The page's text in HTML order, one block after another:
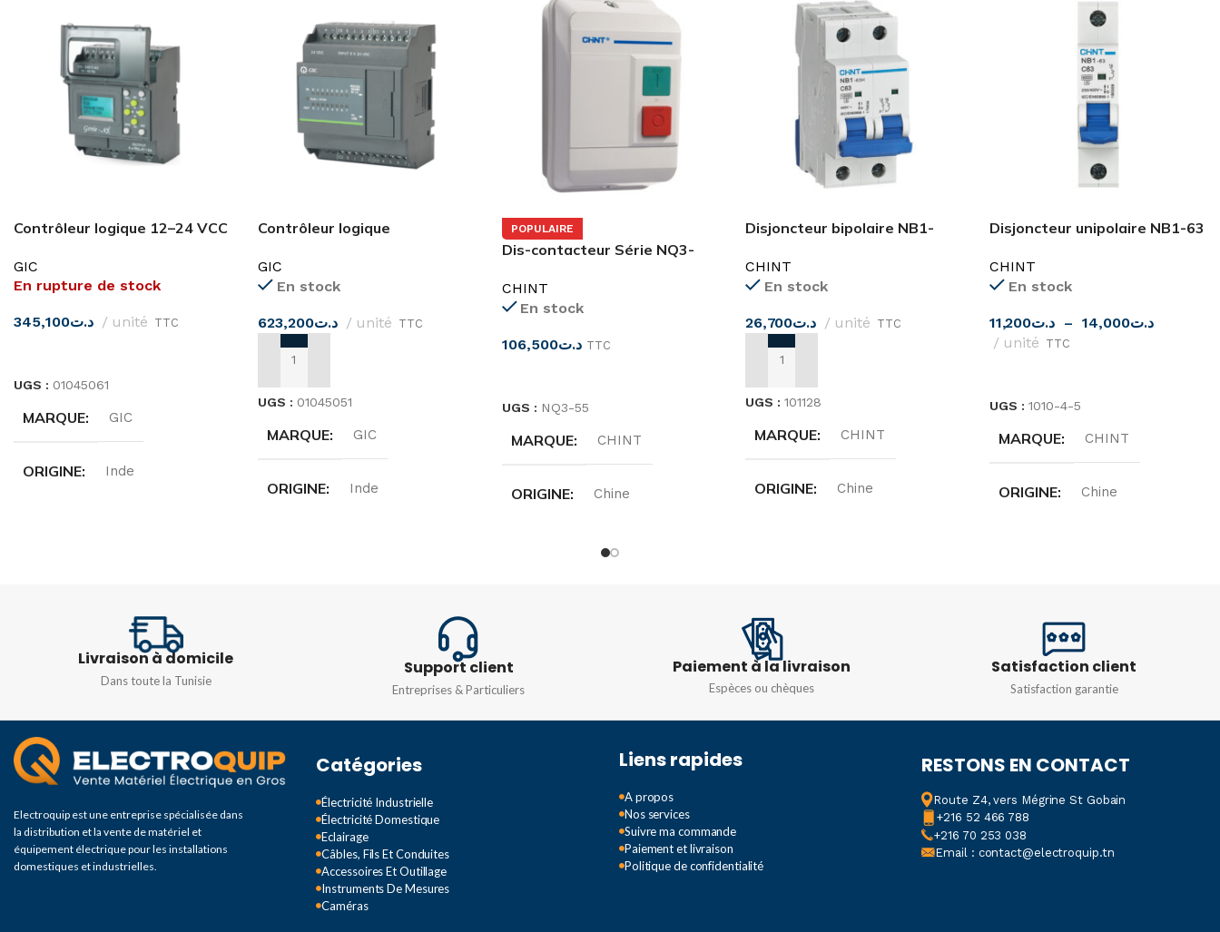
Contrôleur logique 12–24 VCC
GIC
En rupture de stock
د.ت345,100 unité TTC
UGS : 01045061
MARQUE GIC
ORIGINE Inde
Contrôleur logique
PC10BD16001D1 GIC
GIC
En stock
د.ت623,200 unité TTC
AJOUTER AU PANIER
UGS : 01045051
MARQUE GIC
ORIGINE Inde
POPULAIRE
Dis-contacteur Série NQ3-
CHINT
En stock
د.ت106,500 TTC
UGS : NQ3-55
MARQUE CHINT
ORIGINE Chine
12A
380v
Disjoncteur bipolaire NB1-
CHINT
En stock
د.ت26,700 unité TTC
AJOUTER AU PANIER
UGS :101128
MARQUE CHINT
ORIGINE Chine
TYPE DE COURBE
Disjoncteur unipolaire NB1-63
CHINT
En stock
د.ت11,200 – د.ت14,000
unité TTC
UGS :1010-4-5
MARQUE CHINT
ORIGINE Chine
TENSION 240/415V
TYPE DE COURBE C
Livraison à domicile
Dans toute la Tunisie
Support client
Entreprises & Particuliers
Paiement à la livraison
Espèces ou chèques
Satisfaction client
Satisfaction garantie
Electroquip est une entreprise spécialisée dans
la distribution et la vente de matériel et
équipement électrique pour les installations
domestiques et industrielles.
Catégories
Électricité Industrielle
Électricité Domestique
Eclairage
Câbles, Fils Et Conduites
Accessoires Et Outillage
Instruments De Mesures
Caméras
Liens rapides
A propos
Nos services
Suivre ma commande
Paiement et livraison
Politique de confidentialité
RESTONS EN CONTACT
Route Z4, vers Mégrine St Gobain
+216 52 466 788
+216 70 253 038
Email : contact@electroquip.tn